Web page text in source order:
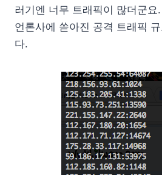
러기엔 너무 트래픽이 많더군요
언론사에 쏟아진 공격 트래픽
다.